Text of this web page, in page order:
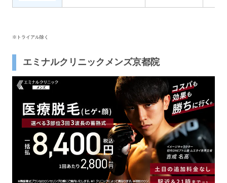
※トライアル除く
エミナルクリニックメンズ京都院